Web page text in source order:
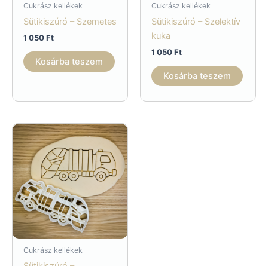
Cukrász kellékek
Sütikiszúró – Szemetes
1 050Ft
Kosárba teszem
Cukrász kellékek
Sütikiszúró – Szelektív
kuka
1 050Ft
Kosárba teszem
Cukrász kellékek